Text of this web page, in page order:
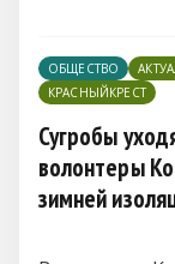
ОБЩЕСТВО
КРАСНЫЙКРЕСТ
Сугробы
волонтеры
зимней